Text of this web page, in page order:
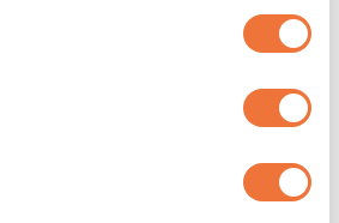
Fungerar både för högerhänta och vänsterhänta